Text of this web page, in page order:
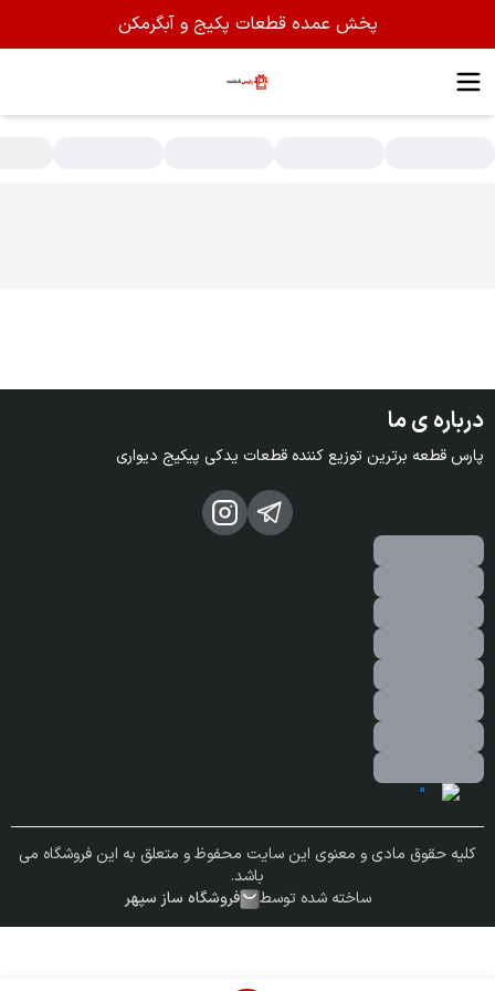
پخش عمده قطعات پکیج و آبگرمکن
درباره ی ما
پارس قطعه برترین توزیع کننده قطعات یدکی پیکیج دیواری
کلیه حقوق مادی و معنوی این سایت محفوظ و متعلق به این فروشگاه می
باشد.
ساخته شده توسط
فروشگاه ساز سپهر